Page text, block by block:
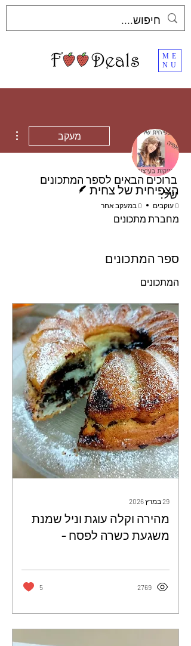
ME
NU
מעקב
הצפיחית של צחית
כותב/ת
0 עוקבים 0 במעקב אחר
מחברת מתכונים
ברוכים הבאים לספר המתכונים
של:
ספר המתכונים
המתכונים
29 במרץ 2026
מהירה וקלה עוגת וניל שמנת
משגעת כשרה לפסח -
2769
5